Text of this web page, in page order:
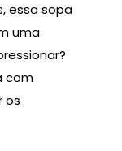
essa sopa
uma
com
os